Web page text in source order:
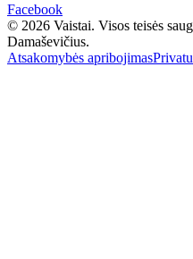
Facebook
© 2026 Vaistai. Visos teisės
Damaševičius.
Atsakomybės apribojimas